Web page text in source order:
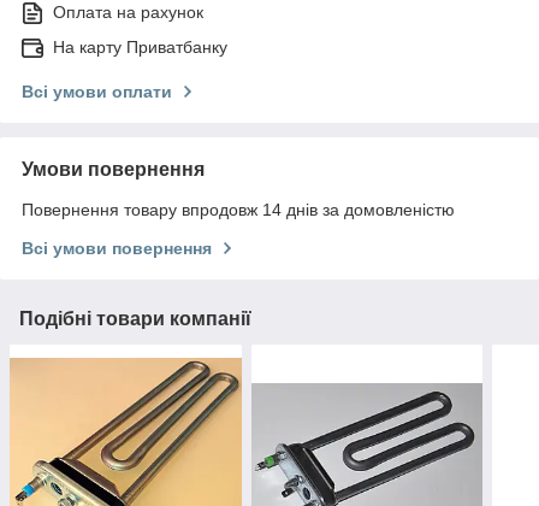
Оплата на рахунок
На карту Приватбанку
Всі умови оплати
Умови повернення
Повернення товару впродовж 14 днів за домовленістю
Всі умови повернення
Подібні товари компанії